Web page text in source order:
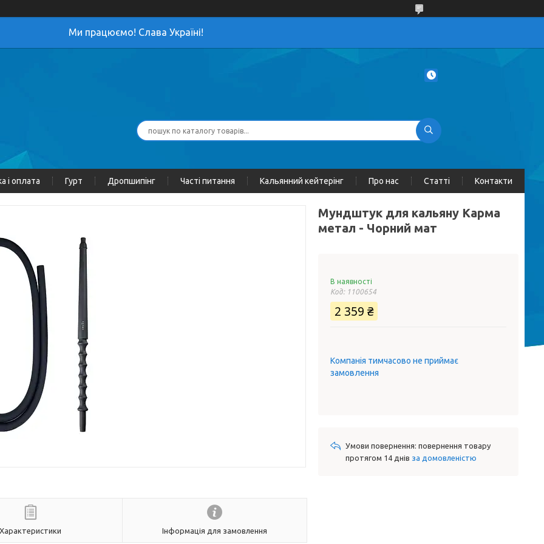
Ми працюємо! Слава Україні!
і оплата Гурт Дропшипінг Часті питання Кальянний кейтерінг Про нас Статті Контакти
Характеристики Інформація для замовлення
Мундштук для кальяну Карма
метал - Чорний мат
В наявності
Код: 1100654
2 359 ₴
Компанія тимчасово не приймає
замовлення
повернення товару
протягом 14 днів за домовленістю